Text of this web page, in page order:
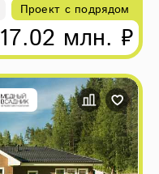
Проект с подрядом
17.02 млн. ₽